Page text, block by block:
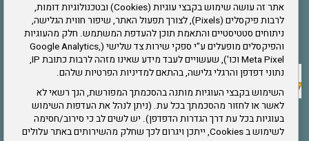
אתר זה עושה שימוש בקבצי עוגיות (Cookies) ובטכנולוגיות דומות,
לרבות פיקסלים (Pixels), לצורך תפעול האתר, שיפור חווית הגלישה,
ניתוחים סטטיסטיים והתאמת תוכן להעדפת המשתמש. חלק מהעוגיות
והפיקסלים מופעלים ע"י ספקי שירות צד שלישי (Google Analytics,
Meta Pixel וכו'), שעשויים לעבד מידע שאינו מזהה לרבות כתובת IP,
נתוני דפדפן והרגלי גלישה, בהתאם למדיניות הפרטיות שלהם.
השימוש בקבצי העוגיות מותנה בהסכמתך המפורשת, הנך רשאי לא
לאשר או לחזור מהסכמתך בכל עת. (ניתן לנהל את העדפות השימוש
בעוגיות בכל עת דרך הגדרות הדפדפן). יש לשים לב כי סירוב/חסימה
לשימוש ב Cookies, ייתכן ויגרום לכך שחלק מהשירותים באתר עלולים
אתר צה"ל
תקנון האתר